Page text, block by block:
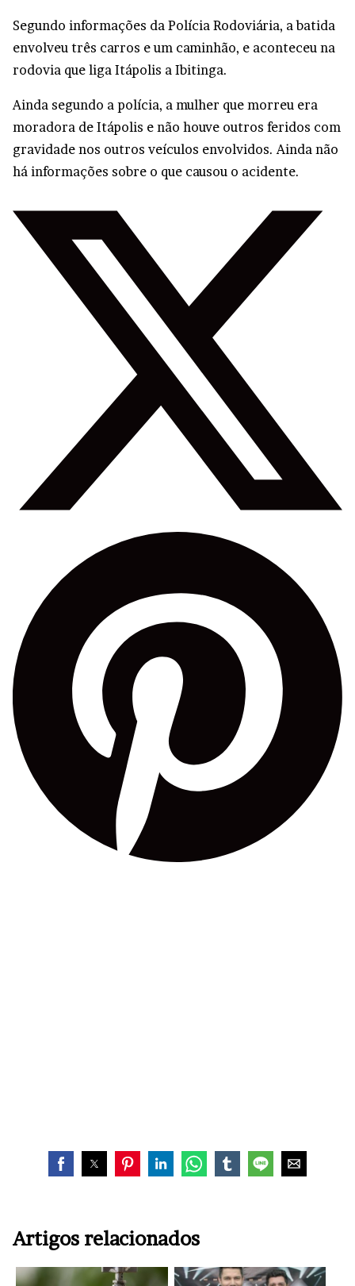
Segundo informações da Polícia Rodoviária, a batida
envolveu três carros e um caminhão, e aconteceu na
rodovia que liga Itápolis a Ibitinga.
Ainda segundo a polícia, a mulher que morreu era
moradora de Itápolis e não houve outros feridos com
gravidade nos outros veículos envolvidos. Ainda não
há informações sobre o que causou o acidente.
Artigos relacionados